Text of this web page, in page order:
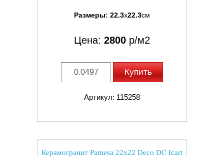
Размеры: 22.3x22.3см
Цена: 2800 р/м2
Купить
Артикул: 115258
Керамогранит Pamesa 22x22 Deco DC Icart